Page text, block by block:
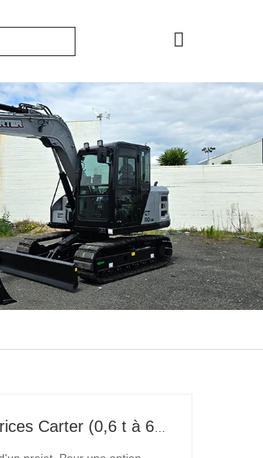
Guide expert pour la sélection des excavatrices Carter (0,6 t à 60 t) pour une efficacité optimale sur le chantier